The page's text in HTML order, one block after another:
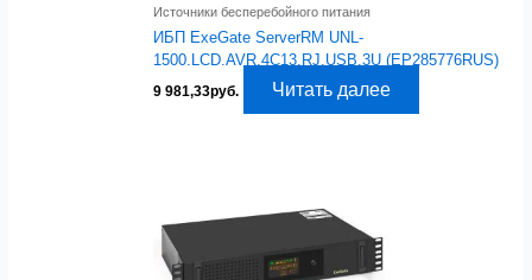
Источники бесперебойного питания
ИБП ExeGate ServerRM UNL-
1500.LCD.AVR.4C13.RJ.USB.3U (EP285776RUS)
9 981,33руб. Читать далее